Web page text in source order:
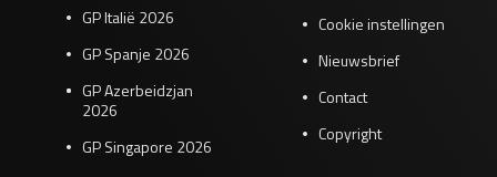
GP Italië 2026
GP Spanje 2026
GP Azerbeidzjan
2026
GP Singapore 2026
Cookie instellingen
Nieuwsbrief
Contact
Copyright